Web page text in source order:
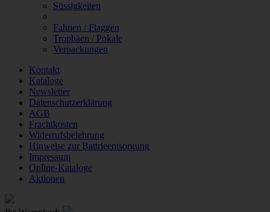
Süssigkeiten
Fahnen / Flaggen
Trophäen / Pokale
Verpackungen
Kontakt
Kataloge
Newsletter
Datenschutzerklärung
AGB
Frachtkosten
Widerrufsbelehrung
Hinweise zur Battrieentsorgung
Impressum
Online-Kataloge
Aktionen